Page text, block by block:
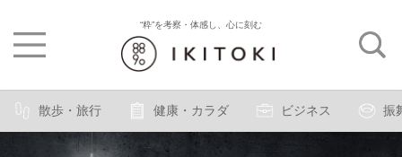
“粋”を考察・体感し、心に刻む
散歩・旅行 健康・カラダ ビジネス 振